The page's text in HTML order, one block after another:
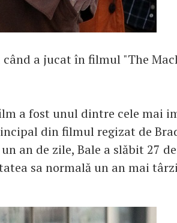
a jucat în filmul "The
a fost unul dintre cele mai
din filmul regizat de
an de zile, Bale a slăbit 27
sa normală un an mai